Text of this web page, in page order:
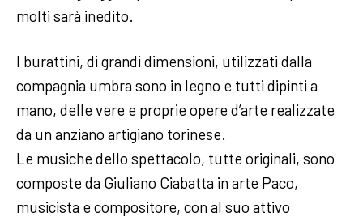
molti sarà inedito.
I burattini, di grandi dimensioni, utilizzati dalla
compagnia umbra sono in legno e tutti dipinti a
mano, delle vere e proprie opere d’arte realizzate
da un anziano artigiano torinese.
Le musiche dello spettacolo, tutte originali, sono
composte da Giuliano Ciabatta in arte Paco,
musicista e compositore, con al suo attivo